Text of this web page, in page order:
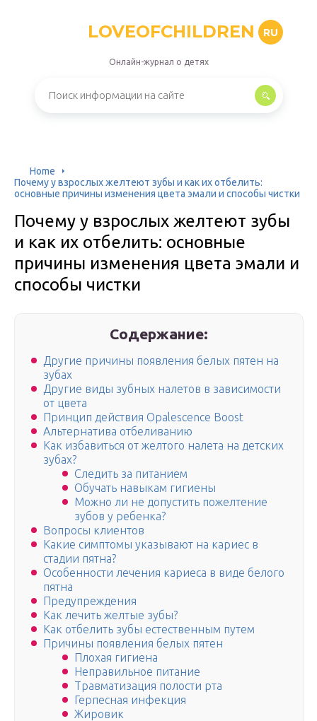
LOVEOFCHILDREN RU
Онлайн-журнал о детях
Home
Почему у взрослых желтеют зубы и как их отбелить:
основные причины изменения цвета эмали и способы чистки
Почему у взрослых желтеют зубы
и как их отбелить: основные
причины изменения цвета эмали и
способы чистки
Содержание:
Другие причины появления белых пятен на
зубах
Другие виды зубных налетов в зависимости
от цвета
Принцип действия Opalescence Boost
Альтернатива отбеливанию
Как избавиться от желтого налета на детских
зубах?
Следить за питанием
Обучать навыкам гигиены
Можно ли не допустить пожелтение
зубов у ребенка?
Вопросы клиентов
Какие симптомы указывают на кариес в
стадии пятна?
Особенности лечения кариеса в виде белого
пятна
Предупреждения
Как лечить желтые зубы?
Как отбелить зубы естественным путем
Причины появления белых пятен
Плохая гигиена
Неправильное питание
Травматизация полости рта
Герпесная инфекция
Жировик